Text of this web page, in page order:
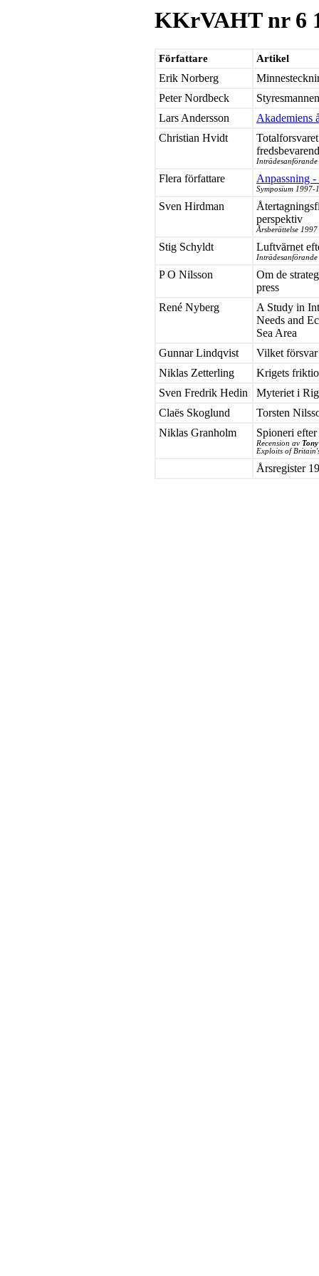
KKrVAHT nr 6
Författare Artikel
Erik Norberg
Peter Nordbeck
Lars Andersson
Akademiens
Christian Hvidt
Flera författare Anpassning
Symposium 1997-
Sven Hirdman
perspektiv
Årsberättelse
Stig Schyldt Luftvärnet
P O Nilsson
Om de
press
René Nyberg
A Study in
Needs and
Sea Area
Gunnar Lindqvist
Vilket försvar
Niklas Zetterling
Krigets
Sven Fredrik Hedin
Myteriet i
Claës Skoglund
Torsten
Niklas Granholm
Spioneri
Recension av
Exploits of
Årsregister